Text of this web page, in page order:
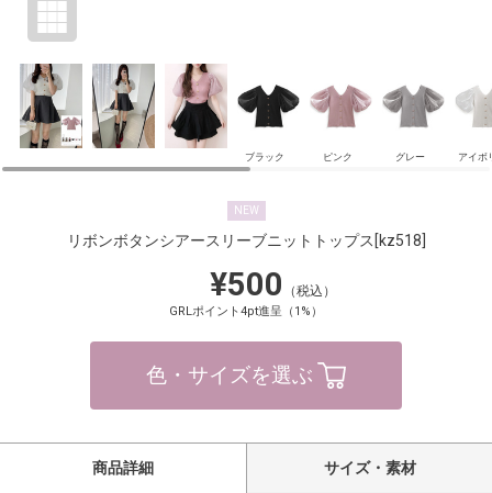
ブラック ピンク グレー アイボ
NEW
リボンボタンシアースリーブニットトップス [kz518]
¥500 （税込）
GRLポイント4pt進呈（1%）
色・サイズを選ぶ
商品詳細 サイズ・素材